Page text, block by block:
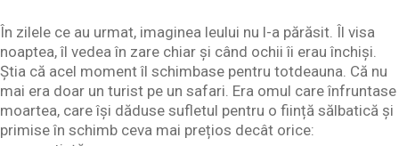
În zilele ce au urmat, imaginea leului nu l-a părăsit. Îl visa
noaptea, îl vedea în zare chiar și când ochii îi erau închiși.
Știa că acel moment îl schimbase pentru totdeauna. Că nu
mai era doar un turist pe un safari. Era omul care înfruntase
moartea, care își dăduse sufletul pentru o ființă sălbatică și
primise în schimb ceva mai prețios decât orice: